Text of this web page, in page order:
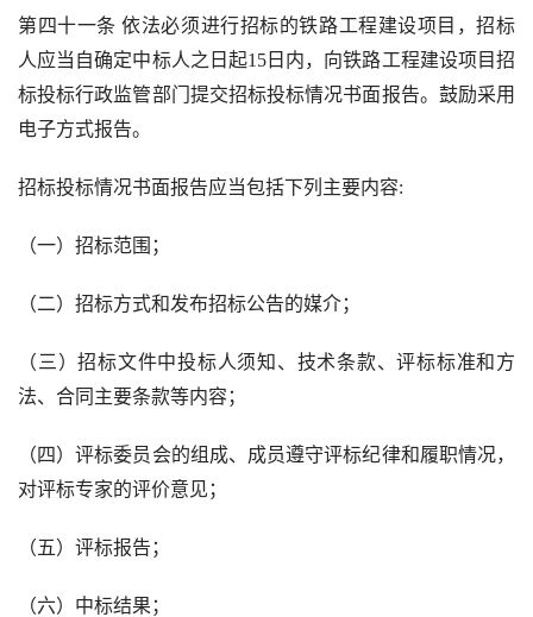
第四十一条 依法必须进行招标的铁路工程建设项目，招标
人应当自确定中标人之日起15日内，向铁路工程建设项目招
标投标行政监管部门提交招标投标情况书面报告。鼓励采用
电子方式报告。
招标投标情况书面报告应当包括下列主要内容:
（一）招标范围；
（二）招标方式和发布招标公告的媒介；
（三）招标文件中投标人须知、技术条款、评标标准和方
法、合同主要条款等内容；
（四）评标委员会的组成、成员遵守评标纪律和履职情况，
对评标专家的评价意见；
（五）评标报告；
（六）中标结果；